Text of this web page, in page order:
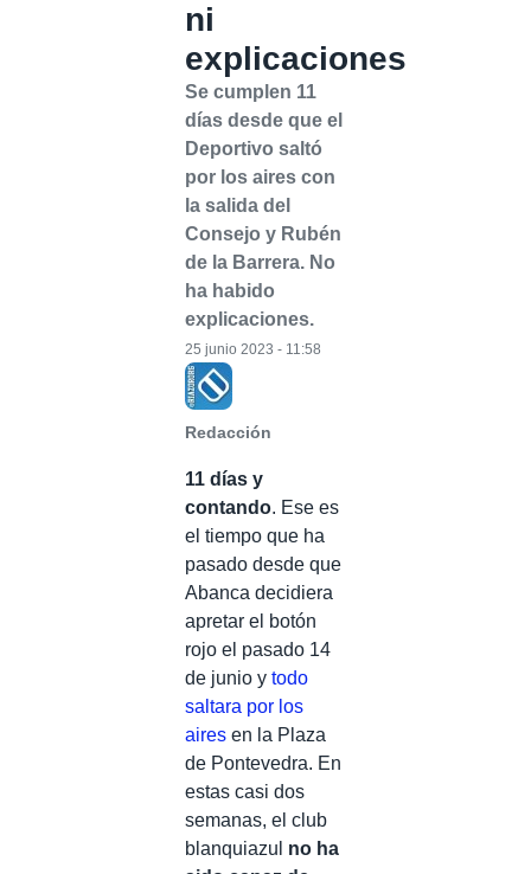
ni
explicaciones
Se cumplen 11
días desde que el
Deportivo saltó
por los aires con
la salida del
Consejo y Rubén
de la Barrera. No
ha habido
explicaciones.
Redacción
25 junio 2023 - 11:58
11 días y
contando. Ese es
el tiempo que ha
pasado desde que
Abanca decidiera
apretar el botón
rojo el pasado 14
de junio y todo
saltara por los
aires en la Plaza
de Pontevedra. En
estas casi dos
semanas, el club
blanquiazul no ha